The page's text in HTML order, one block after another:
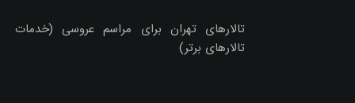
تالارهای تهران برای مراسم عروسی (خدمات
تالارهای برتر)